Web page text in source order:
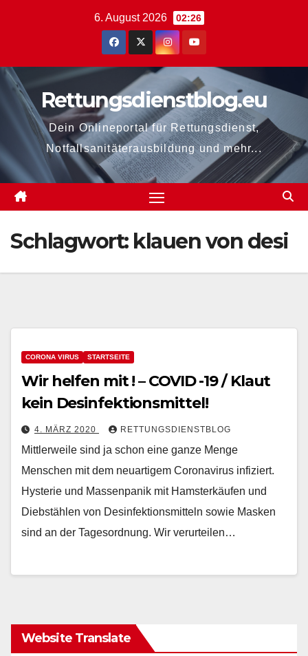
6. August 2026 02:26
Rettungsdienstblog.eu
Dein Onlineportal für Rettungsdienst,
Notfallsanitäterausbildung und mehr...
Schlagwort: klauen von desi
CORONA VIRUS STARTSEITE
Wir helfen mit ! – COVID -19 / Klaut
kein Desinfektionsmittel!
4. MÄRZ 2020 RETTUNGSDIENSTBLOG
Mittlerweile sind ja schon eine ganze Menge
Menschen mit dem neuartigem Coronavirus infiziert.
Hysterie und Massenpanik mit Hamsterkäufen und
Diebstählen von Desinfektionsmitteln sowie Masken
sind an der Tagesordnung. Wir verurteilen…
Website Translate